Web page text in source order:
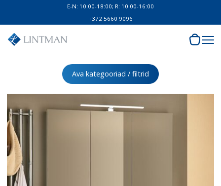
E-N: 10:00-18:00; R: 10:00-16:00
+372 5660 9096
Ava kategooriad / filtrid